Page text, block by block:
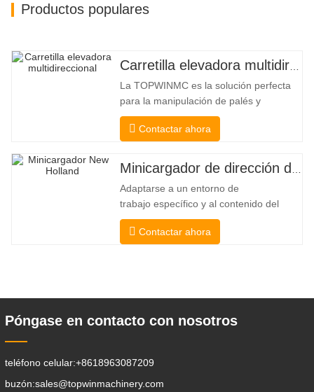
Productos populares
La TOPWINMC es la solución perfecta
para la manipulación de palés y
mercancías largas. Una auténtica
carretilla elevadora dos en uno que
elevadora y una de carga lateral. Su
silencioso y ecológico motor eléctrico y
la innovadora dirección HX de 360°
permiten
Contactar ahora
Adaptarse a un entorno de
trabajo específico y al contenido del
trabajo De esta manera, se puede llevar
a cabo la pala, el apilamiento, la
zanjas, la limpieza de avenidas . Un
Contactar ahora
Póngase en contacto con nosotros
teléfono celular:+8618963087209
buzón:sales@topwinmachinery.com